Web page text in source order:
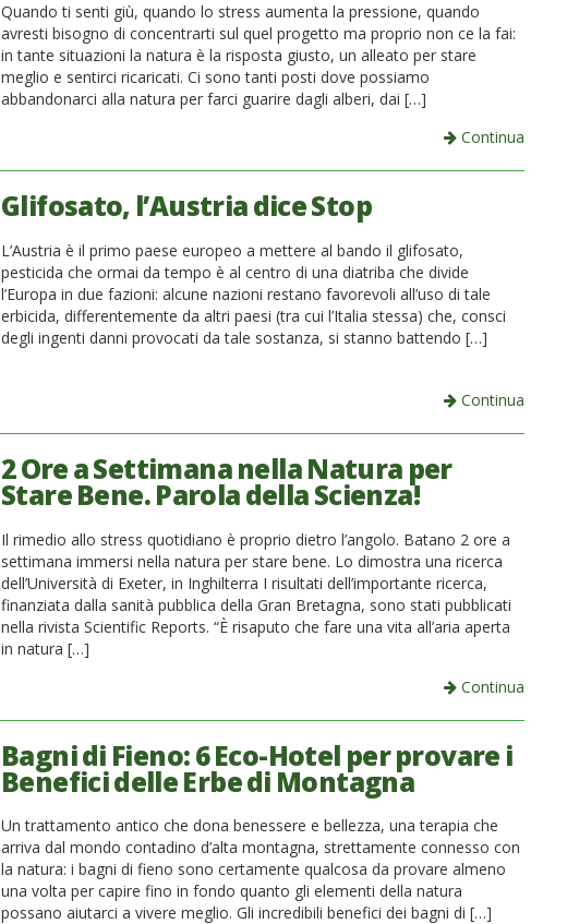
Quando ti senti giù, quando lo stress aumenta la pressione, quando
avresti bisogno di concentrarti sul quel progetto ma proprio non ce la fai:
in tante situazioni la natura è la risposta giusto, un alleato per stare
meglio e sentirci ricaricati. Ci sono tanti posti dove possiamo
abbandonarci alla natura per farci guarire dagli alberi, dai […]
Continua
Glifosato, l’Austria dice Stop
L’Austria è il primo paese europeo a mettere al bando il glifosato,
pesticida che ormai da tempo è al centro di una diatriba che divide
l’Europa in due fazioni: alcune nazioni restano favorevoli all’uso di tale
erbicida, differentemente da altri paesi (tra cui l’Italia stessa) che, consci
degli ingenti danni provocati da tale sostanza, si stanno battendo […]
Continua
2 Ore a Settimana nella Natura per
Stare Bene. Parola della Scienza!
Il rimedio allo stress quotidiano è proprio dietro l’angolo. Batano 2 ore a
settimana immersi nella natura per stare bene. Lo dimostra una ricerca
dell’Università di Exeter, in Inghilterra I risultati dell’importante ricerca,
finanziata dalla sanità pubblica della Gran Bretagna, sono stati pubblicati
nella rivista Scientific Reports. “È risaputo che fare una vita all’aria aperta
in natura […]
Continua
Bagni di Fieno: 6 Eco-Hotel per provare i
Benefici delle Erbe di Montagna
Un trattamento antico che dona benessere e bellezza, una terapia che
arriva dal mondo contadino d’alta montagna, strettamente connesso con
la natura: i bagni di fieno sono certamente qualcosa da provare almeno
una volta per capire fino in fondo quanto gli elementi della natura
possano aiutarci a vivere meglio. Gli incredibili benefici dei bagni di […]